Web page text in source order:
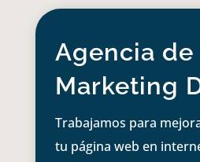
Agencia de
Marketing
Trabajamos para
tu página web en